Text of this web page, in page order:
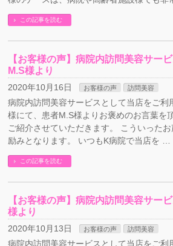
この記事を読む
【お客様の声】病院内訪問美容サ
M.S様より
2020年10月16日 お客様の声 訪問美容
病院内訪問美容サービスとして当店をご利
様にて、患者M.S様よりお褒めのお言葉を
ご紹介させていただきます。 こういった
励みとなります。 いつもK病院で当店を …
この記事を読む
【お客様の声】病院内訪問美容サ
様より
2020年10月13日 お客様の声 訪問美容
病院内訪問美容サービスとして当店をご利